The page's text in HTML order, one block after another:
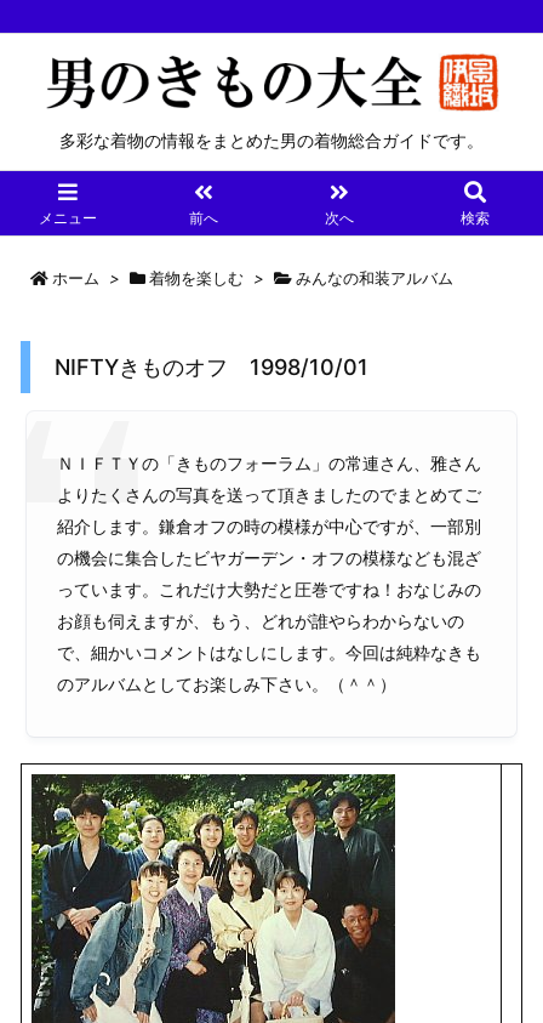
多彩な着物の情報をまとめた男の着物総合ガイドです。
メニュー 前へ 次へ 検索
ホーム > 着物を楽しむ > みんなの和装アルバム
NIFTYきものオフ 1998/10/01
ＮＩＦＴＹの「きものフォーラム」の常連さん、雅さん
よりたくさんの写真を送って頂きましたのでまとめてご
紹介します。鎌倉オフの時の模様が中心ですが、一部別
の機会に集合したビヤガーデン・オフの模様なども混ざ
っています。これだけ大勢だと圧巻ですね！おなじみの
お顔も伺えますが、もう、どれが誰やらわからないの
で、細かいコメントはなしにします。今回は純粋なきも
のアルバムとしてお楽しみ下さい。（＾＾）